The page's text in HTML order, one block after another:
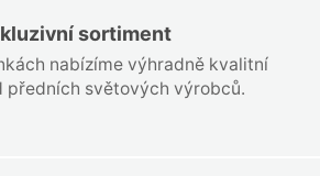
sortiment
nabízíme výhradně kvalitní
předních světových výrobců.